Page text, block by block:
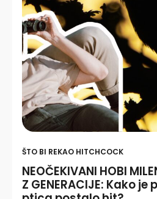
ŠTO BI REKAO HITCHCOCK
NEOČEKIVANI HOBI
Z GENERACIJE: Kako